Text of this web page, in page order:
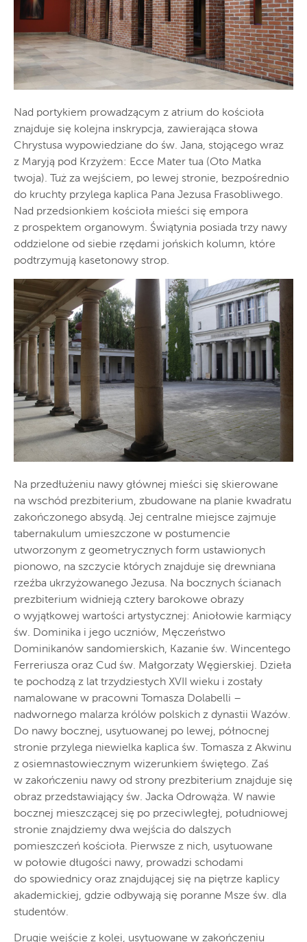
Nad portykiem prowadzącym z atrium do kościoła
znajduje się kolejna inskrypcja, zawierająca słowa
Chrystusa wypowiedziane do św. Jana, stojącego wraz
z Maryją pod Krzyżem: Ecce Mater tua (Oto Matka
twoja). Tuż za wejściem, po lewej stronie, bezpośrednio
do kruchty przylega kaplica Pana Jezusa Frasobliwego.
Nad przedsionkiem kościoła mieści się empora
z prospektem organowym. Świątynia posiada trzy nawy
oddzielone od siebie rzędami jońskich kolumn, które
podtrzymują kasetonowy strop.
Na przedłużeniu nawy głównej mieści się skierowane
na wschód prezbiterium, zbudowane na planie kwadratu
zakończonego absydą. Jej centralne miejsce zajmuje
tabernakulum umieszczone w postumencie
utworzonym z geometrycznych form ustawionych
pionowo, na szczycie których znajduje się drewniana
rzeźba ukrzyżowanego Jezusa. Na bocznych ścianach
prezbiterium widnieją cztery barokowe obrazy
o wyjątkowej wartości artystycznej: Aniołowie karmiący
św. Dominika i jego uczniów, Męczeństwo
Dominikanów sandomierskich, Kazanie św. Wincentego
Ferreriusza oraz Cud św. Małgorzaty Węgierskiej. Dzieła
te pochodzą z lat trzydziestych XVII wieku i zostały
namalowane w pracowni Tomasza Dolabelli –
nadwornego malarza królów polskich z dynastii Wazów.
Do nawy bocznej, usytuowanej po lewej, północnej
stronie przylega niewielka kaplica św. Tomasza z Akwinu
z osiemnastowiecznym wizerunkiem świętego. Zaś
w zakończeniu nawy od strony prezbiterium znajduje się
obraz przedstawiający św. Jacka Odrowąża. W nawie
bocznej mieszczącej się po przeciwległej, południowej
stronie znajdziemy dwa wejścia do dalszych
pomieszczeń kościoła. Pierwsze z nich, usytuowane
w połowie długości nawy, prowadzi schodami
do spowiednicy oraz znajdującej się na piętrze kaplicy
akademickiej, gdzie odbywają się poranne Msze św. dla
studentów.
Drugie wejście z kolei, usytuowane w zakończeniu